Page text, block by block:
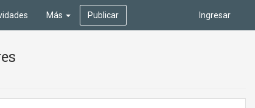
Ingresar
Más Publicar